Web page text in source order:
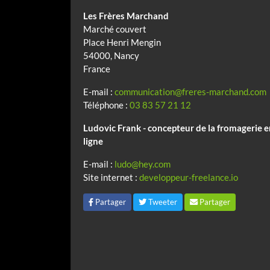
Les Frères Marchand
Marché couvert
Place Henri Mengin
54000, Nancy
France
E-mail : communication@freres-marchand.com
Téléphone : 03 83 57 21 12
Ludovic Frank - concepteur de la fromagerie
ligne
E-mail : ludo@hey.com
Site internet : developpeur-freelance.io
Partager Tweeter Partager